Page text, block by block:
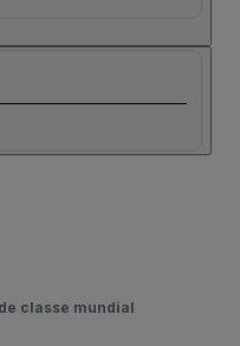
classe mundial